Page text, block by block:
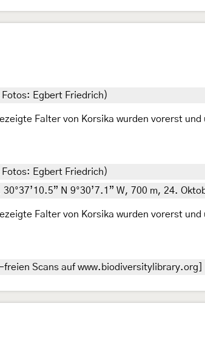
Egbert Friedrich)
Falter von Korsika wurden vorerst und
Egbert Friedrich)
N 9°30’7.1” W, 700 m, 24.
Falter von Korsika wurden vorerst und
freien Scans auf www.biodiversitylibrary.org]